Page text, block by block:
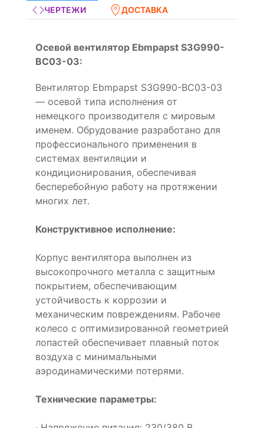
ЧЕРТЕЖИ
ДОСТАВКА
Осевой вентилятор Ebmpapst S3G990-
BC03-03:
Вентилятор Ebmpapst S3G990-BC03-03
— осевой типа исполнения от
немецкого производителя с мировым
именем. Обрудование разработано для
профессионального применения в
системах вентиляции и
кондиционирования, обеспечивая
бесперебойную работу на протяжении
многих лет.
Конструктивное исполнение:
Корпус вентилятора выполнен из
высокопрочного металла с защитным
покрытием, обеспечивающим
устойчивость к коррозии и
механическим повреждениям. Рабочее
колесо с оптимизированной геометрией
лопастей обеспечивает плавный поток
воздуха с минимальными
аэродинамическими потерями.
Технические параметры: